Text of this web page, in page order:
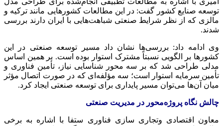
توسعه صنایع کشور گفت: در این مطالعات کشورهایی مانند ترکیه و
مالزی که از نظر شرایط صنعتی شباهت‌هایی با ایران دارند بررسی
شدند.
وی ادامه داد: بررسی‌ها نشان داد مسیر توسعه صنعتی در این
کشورها بر الگویی نسبتاً مشترک استوار بوده است. بر همین اساس
مدلی طراحی شد که بر سه محور شناسایی نیاز، تأمین فناوری و
تأمین سرمایه استوار است؛ سه مؤلفه‌ای که در صورت اتصال مؤثر
میان آن‌ها می‌توان مسیر پایداری برای توسعه صنعتی ایجاد کرد.
چالش نگاه پروژه‌محور در مدیریت صنعتی
معاون اقتصادی وتجاری سازی فناوری ستفا با اشاره به برخی